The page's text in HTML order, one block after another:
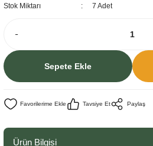
Stok Miktarı
7 Adet
Sepete Ekle
Tavsiye Et Paylaş
Ürün Bilgisi